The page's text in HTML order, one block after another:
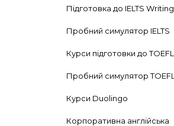
Підготовка до IELTS Writing
Пробний симулятор IELTS
Курси підготовки до TOEFL
Пробний симулятор TOEFL
Курси Duolingo
Корпоративна англійська